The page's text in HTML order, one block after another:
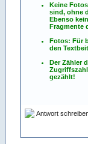
Keine
sind, ohne
Ebenso
Fragmente
Fotos: Für
den
Der Zähler
gezählt!
Antwort